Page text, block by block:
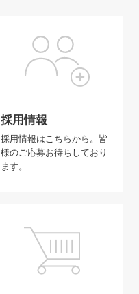
採用情報
採用情報はこちらから。皆
様のご応募お待ちしており
ます。